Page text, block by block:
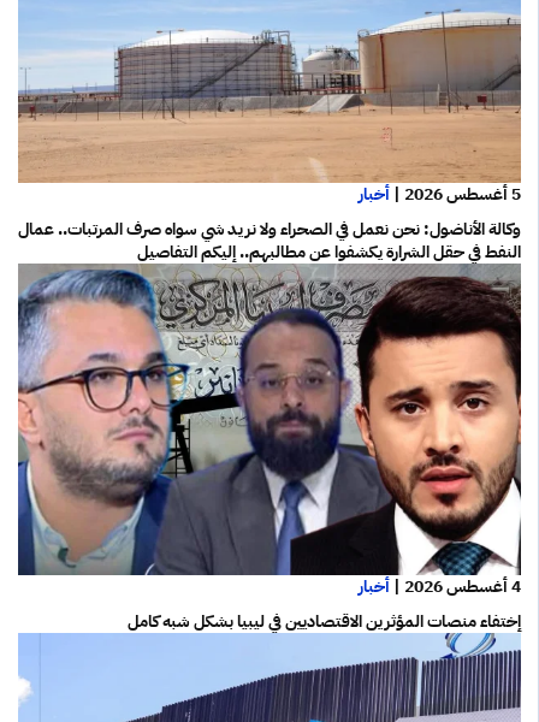
5 أغسطس 2026 | أخبار
وكالة الأناضول: نحن نعمل في الصحراء ولا نريد شي سواه صرف المرتبات.. عمال
النفط في حقل الشرارة يكشفوا عن مطالبهم.. إليكم التفاصيل
4 أغسطس 2026 | أخبار
إختفاء منصات المؤثرين الاقتصاديين في ليبيا بشكل شبه كامل